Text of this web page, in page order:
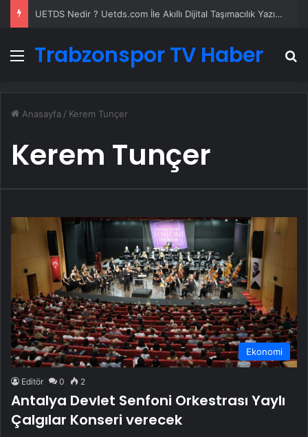
UETDS Nedir ? Uetds.com İle Akıllı Dijital Taşımacılık Yazılımı
Menü
Trabzonspor TV Haber
Anasayfa / Kerem Tunçer
Kerem Tunçer
Ekonomi
Editör 0 2
Antalya Devlet Senfoni Orkestrası Yaylı
Çalgılar Konseri verecek